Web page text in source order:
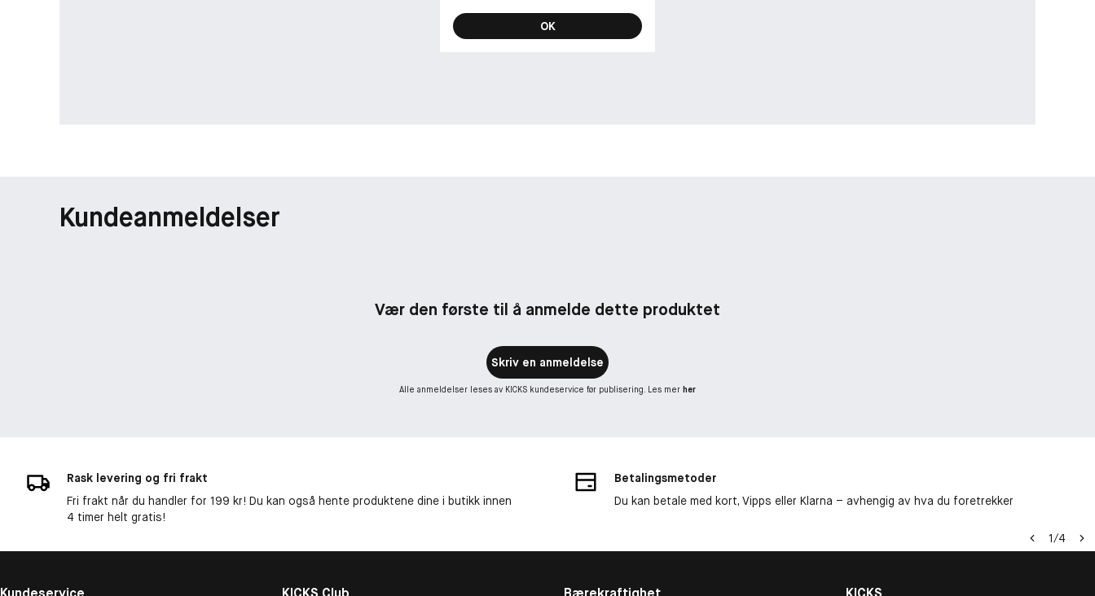
OK
Kundeanmeldelser
Vær den første til å anmelde dette produktet
Skriv en anmeldelse
Alle anmeldelser leses av KICKS kundeservice før publisering. Les mer her
Rask levering og fri frakt
Fri frakt når du handler for 199 kr! Du kan også hente produktene dine i butikk innen
4 timer helt gratis!
Betalingsmetoder
Du kan betale med kort, Vipps eller Klarna – avhengig av hva du foretrekker
1/4